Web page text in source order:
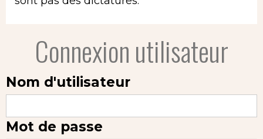
Connexion utilisateur
Nom d'utilisateur
Mot de passe